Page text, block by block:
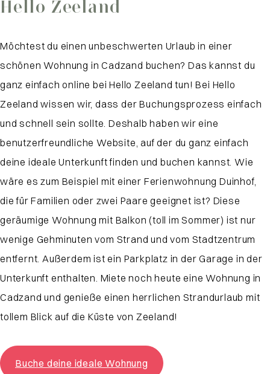
Hello Zeeland
Möchtest du einen unbeschwerten Urlaub in einer
schönen Wohnung in Cadzand buchen? Das kannst du
ganz einfach online bei Hello Zeeland tun! Bei Hello
Zeeland wissen wir, dass der Buchungsprozess einfach
und schnell sein sollte. Deshalb haben wir eine
benutzerfreundliche Website, auf der du ganz einfach
deine ideale Unterkunft finden und buchen kannst. Wie
wäre es zum Beispiel mit einer Ferienwohnung Duinhof,
die für Familien oder zwei Paare geeignet ist? Diese
geräumige Wohnung mit Balkon (toll im Sommer) ist nur
wenige Gehminuten vom Strand und vom Stadtzentrum
entfernt. Außerdem ist ein Parkplatz in der Garage in der
Unterkunft enthalten. Miete noch heute eine Wohnung in
Cadzand und genieße einen herrlichen Strandurlaub mit
tollem Blick auf die Küste von Zeeland!
Buche deine ideale Wohnung